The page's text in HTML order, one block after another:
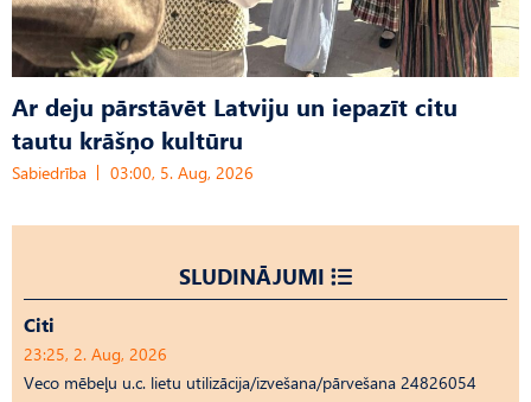
Ar deju pārstāvēt Latviju un iepazīt citu
tautu krāšņo kultūru
Sabiedrība 03:00, 5. Aug, 2026
SLUDINĀJUMI
Citi
23:25, 2. Aug, 2026
Veco mēbeļu u.c. lietu utilizācija/izvešana/pārvešana 24826054